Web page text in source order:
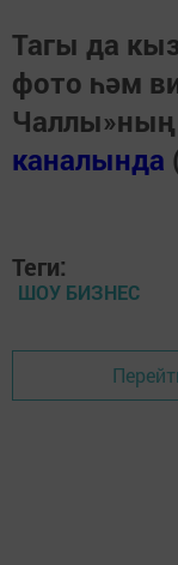
Тагы да
фото һәм
Чаллы»ның
каналында
Теги:
ШОУ БИЗНЕС